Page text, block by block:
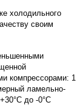
холодильного
своим
компрессорами: 1
ламельно-
до -0°С